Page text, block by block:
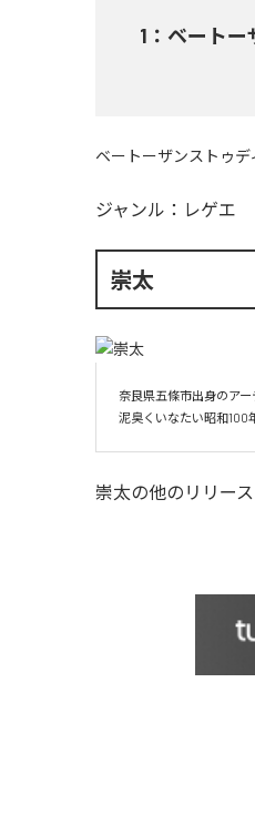
1 ： ベートー
ベートーザンストゥデ
ジャンル： レゲエ
崇太
奈良県五條市出身のア
崇太の他のリリース